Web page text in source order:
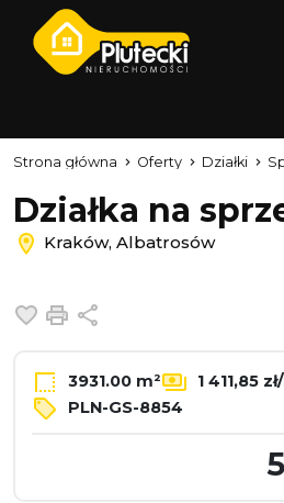
Strona główna Oferty Działki
Działka na
Kraków, Albatrosów
Dodaj do ulubionych
Drukuj
3931.00 m² 1 411,85
PLN-GS-8854